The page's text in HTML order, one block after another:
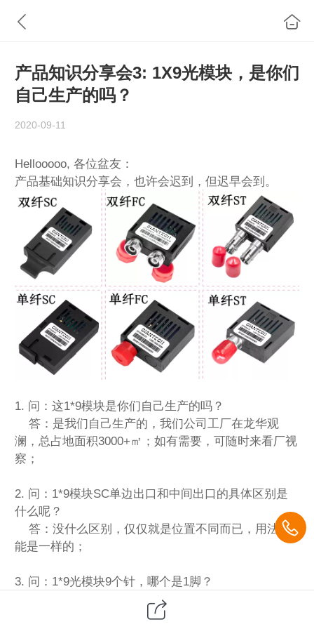
产品知识分享会3: 1X9光模块，是你们
自己生产的吗？
2020-09-11
Hellooooo, 各位盆友：
产品基础知识分享会，也许会迟到，但迟早会到。
1. 问：这1*9模块是你们自己生产的吗？
答：是我们自己生产的，我们公司工厂在龙华观
澜，总占地面积3000+㎡；如有需要，可随时来看厂视
察；
2. 问：1*9模块SC单边出口和中间出口的具体区别是
什么呢？
答：没什么区别，仅仅就是位置不同而已，用法功
能是一样的；
3. 问：1*9光模块9个针，哪个是1脚？
答：将我们光模块的标签正对着自己 ，接口朝下，
最右边是1脚（从右到左就是1-9）